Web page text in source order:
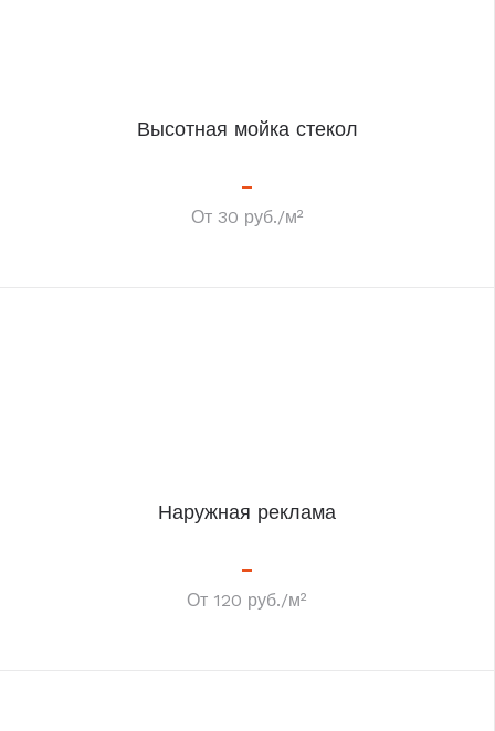
Высотная мойка стекол
От 30 руб./м²
Наружная реклама
От 120 руб./м²